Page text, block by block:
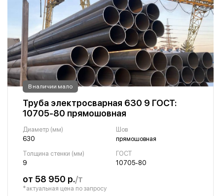
В наличии мало
Труба электросварная 630 9 ГОСТ:
10705-80 прямошовная
Диаметр (мм)
630
Шов
прямошовная
Толщина стенки (мм)
9
ГОСТ
10705-80
от 58 950 р./т
*актуальная цена по запросу